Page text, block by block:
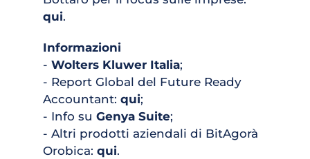
qui.
Informazioni
- Wolters Kluwer Italia;
- Report Global del Future Ready
Accountant: qui;
- Info su Genya Suite;
- Altri prodotti aziendali di BitAgorà
Orobica: qui.